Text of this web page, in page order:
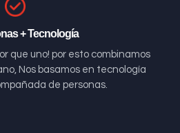
+ Tecnología
que uno! por esto combinamos
Nos basamos en tecnología
de personas.